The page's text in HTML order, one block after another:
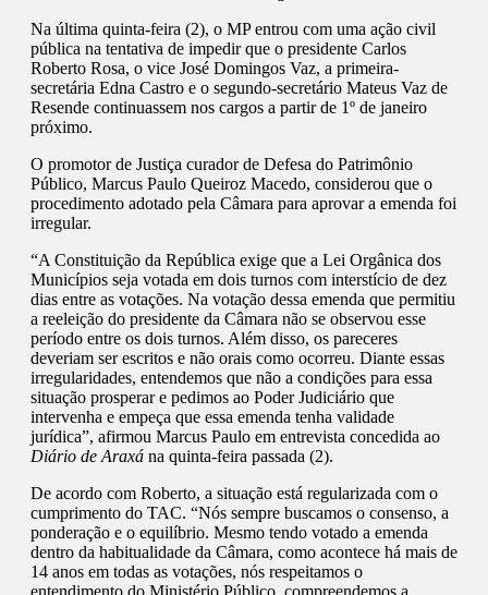
Na última quinta-feira (2), o MP entrou com uma ação civil
pública na tentativa de impedir que o presidente Carlos
Roberto Rosa, o vice José Domingos Vaz, a primeira-
secretária Edna Castro e o segundo-secretário Mateus Vaz de
Resende continuassem nos cargos a partir de 1º de janeiro
próximo.
O promotor de Justiça curador de Defesa do Patrimônio
Público, Marcus Paulo Queiroz Macedo, considerou que o
procedimento adotado pela Câmara para aprovar a emenda foi
irregular.
“A Constituição da República exige que a Lei Orgânica dos
Municípios seja votada em dois turnos com interstício de dez
dias entre as votações. Na votação dessa emenda que permitiu
a reeleição do presidente da Câmara não se observou esse
período entre os dois turnos. Além disso, os pareceres
deveriam ser escritos e não orais como ocorreu. Diante essas
irregularidades, entendemos que não a condições para essa
situação prosperar e pedimos ao Poder Judiciário que
intervenha e empeça que essa emenda tenha validade
jurídica”, afirmou Marcus Paulo em entrevista concedida ao
Diário de Araxá na quinta-feira passada (2).
De acordo com Roberto, a situação está regularizada com o
cumprimento do TAC. “Nós sempre buscamos o consenso, a
ponderação e o equilíbrio. Mesmo tendo votado a emenda
dentro da habitualidade da Câmara, como acontece há mais de
14 anos em todas as votações, nós respeitamos o